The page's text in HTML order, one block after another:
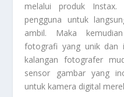
melalui produk Instax.
pengguna untuk
ambil. Maka
fotografi yang unik dan
kalangan fotografer
sensor gambar yang
untuk kamera digital